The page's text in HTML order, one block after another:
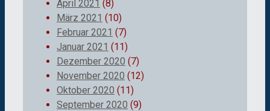
April 2021 (8)
März 2021 (10)
Februar 2021 (7)
Januar 2021 (11)
Dezember 2020 (7)
November 2020 (12)
Oktober 2020 (11)
September 2020 (9)